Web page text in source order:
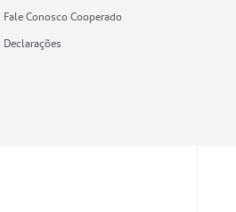
Fale Conosco Cooperado
Declarações